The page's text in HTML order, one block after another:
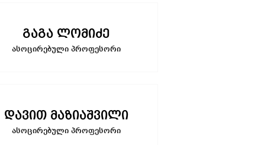
გაგა ლომიძე
ასოცირებული პროფესორი
დავით მაზიაშვილი
ასოცირებული პროფესორი